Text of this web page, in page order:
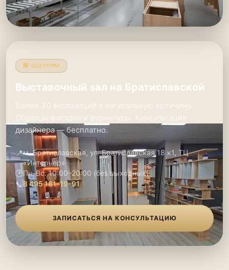
🏢 ШОУРУМ
Выставочный зал на Братиславской
Более 30 экспозиций в натуральную величину.
Образцы фасадов и фурнитуры. Консультация
дизайнера — бесплатно.
📍м. Братиславская, ул. Братиславская 18 к1, ТЦ
«Интерьер»
🕑Пн–Вс: 10:00–20:00 (без выходных)
📞8 495 181-19-91
ЗАПИСАТЬСЯ НА КОНСУЛЬТАЦИЮ